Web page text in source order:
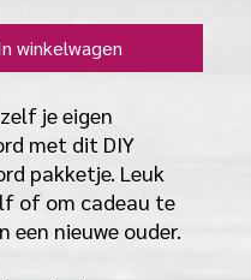
winkelwagen
je eigen
met dit DIY
pakketje. Leuk
of om cadeau te
een nieuwe ouder.